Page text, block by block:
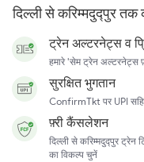
दिल्ली से करिम्मदुद्पुर
ट्रेन अल्टरनेट्स व
हमारे 'सेम ट्रेन अल्टरनेट्स
सुरक्षित भुगतान
ConfirmTkt पर UPI
फ़्री कैंसलेशन
दिल्ली से करिम्मदुद्पुर ट्रेन
का विकल्प चुनें